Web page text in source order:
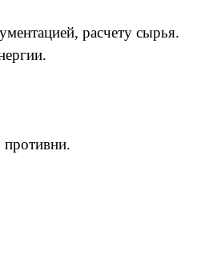
расчету сырья.